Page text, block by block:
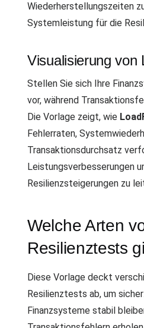
Wiederherstellungszeiten
Systemleistung für die
Visualisierung von
Stellen Sie sich Ihre
vor, während
Die Vorlage zeigt, wie
Fehlerraten,
Transaktionsdurchsatz
Leistungsverbesserungen
Resilienzsteigerungen zu
Welche Arten
Resilienztests
Diese Vorlage deckt
Resilienztests ab, um
Finanzsysteme stabil